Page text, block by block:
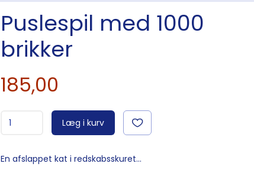
Puslespil med 1000
brikker
185,00
Læg i kurv
En afslappet kat i redskabsskuret...